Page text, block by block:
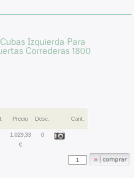
Izquierda Para
Correderas 1800
Precio Desc. Cant.
1.029,33
€
0